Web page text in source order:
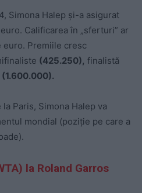
Simona Halep și-a asigurat
Calificarea în „sferturi” ar
euro. Premiile cresc
(425.250), finalistă
(1.600.000).
Paris, Simona Halep va
mondial (poziție pe care a
la Roland Garros